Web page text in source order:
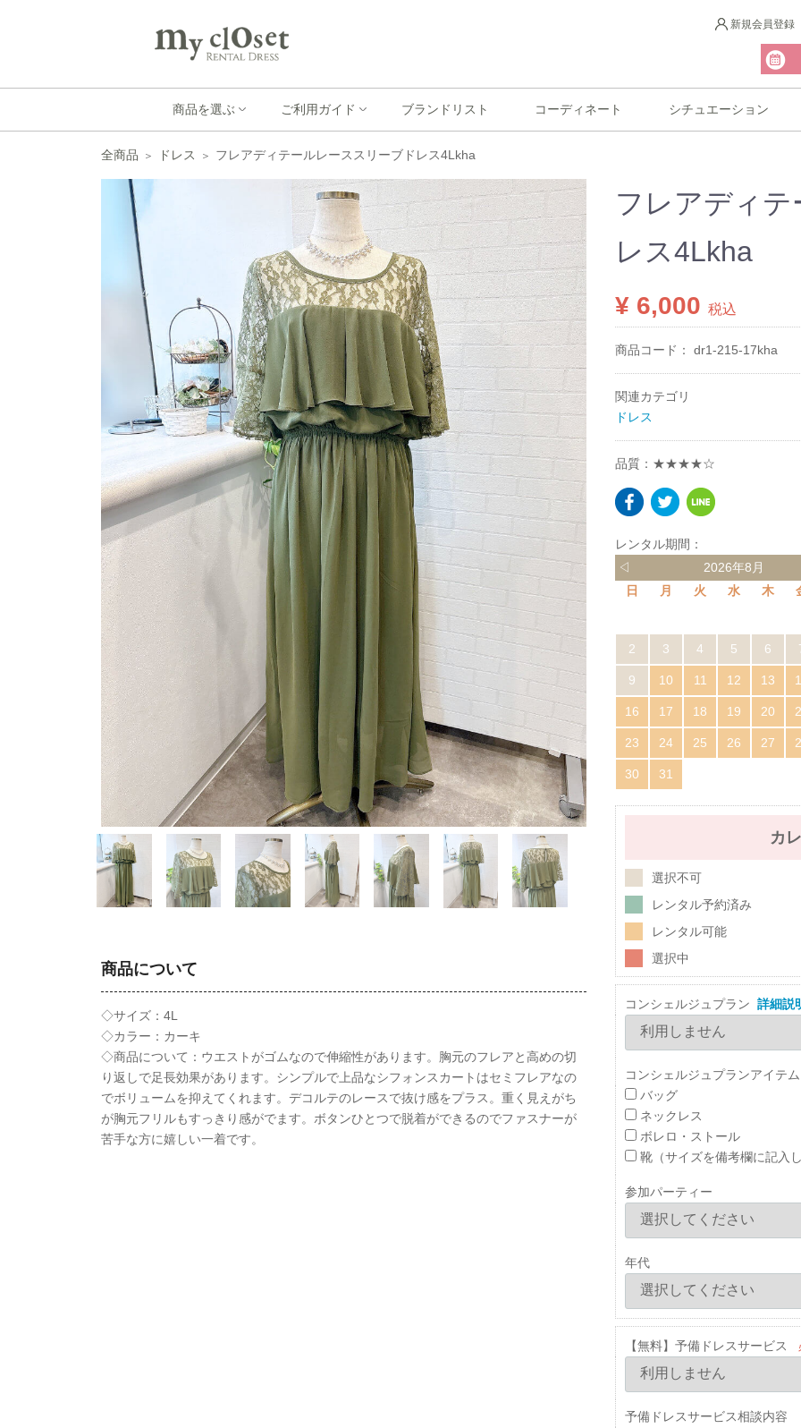
新規会員登録
商品を選ぶ ご利用ガイド ブランドリスト コーディネート シチュエーション
全商品 ドレス フレアディテールレーススリーブドレス4Lkha
商品について
◇サイズ：4L
◇カラー：カーキ
◇商品について：ウエストがゴムなので伸縮性があります。胸元のフレアと高めの切
り返しで足長効果があります。シンプルで上品なシフォンスカートはセミフレアなの
でボリュームを抑えてくれます。デコルテのレースで抜け感をプラス。重く見えがち
が胸元フリルもすっきり感がでます。ボタンひとつで脱着ができるのでファスナーが
苦手な方に嬉しい一着です。
フレアディテ
レス4Lkha
¥ 6,000 税込
商品コード： dr1-215-17kha
関連カテゴリ
ドレス
品質：★★★★☆
レンタル期間：
◁
2026年8月
日
月 火 水 木
2 3 4 5 6
9 10 11 12 13
16 17 18 19 20
23 24 25 26 27
30 31
カ
選択不可
レンタル予約済み
レンタル可能
選択中
コンシェルジュプラン 詳細説
コンシェルジュプランアイテム
バッグ
ネックレス
ボレロ・ストール
靴（サイズを備考欄に記入
参加パーティー
年代
【無料】予備ドレスサービス
予備ドレスサービス相談内容